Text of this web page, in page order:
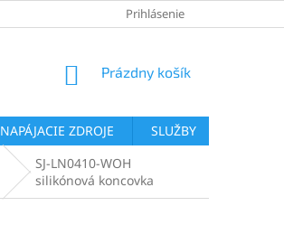
VRÁTENIE TOVARU
Prihlásenie
NÁKUPNÝ
Prázdny košík
NAPÁJACIE ZDROJE SLUŽBY
SJ-LN0410-WOH
silikónová koncovka